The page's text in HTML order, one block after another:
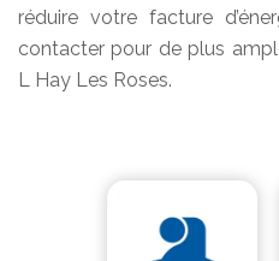
réduire votre facture
contacter pour de plus
L Hay Les Roses.